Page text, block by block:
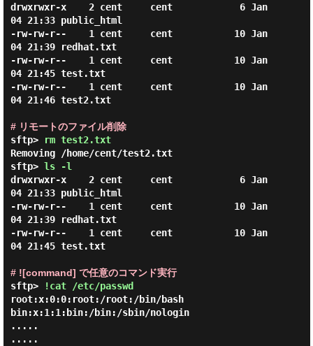
drwxrwxr-x    2 cent     cent            6 Jan
04 21:33 public_html
-rw-rw-r--    1 cent     cent           10 Jan
04 21:39 redhat.txt
-rw-rw-r--    1 cent     cent           10 Jan
04 21:45 test.txt
-rw-rw-r--    1 cent     cent           10 Jan
04 21:46 test2.txt
# リモートのファイル削除
sftp>
rm test2.txt
Removing /home/cent/test2.txt
sftp> ls -l
drwxrwxr-x    2 cent     cent            6 Jan
04 21:33 public_html
-rw-rw-r--    1 cent     cent           10 Jan
04 21:39 redhat.txt
-rw-rw-r--    1 cent     cent           10 Jan
04 21:45 test.txt
# ![command] で任意のコマンド実行
sftp>
!cat /etc/passwd
root:x:0:0:root:/root:/bin/bash
bin:x:1:1:bin:/bin:/sbin/nologin
.....
.....